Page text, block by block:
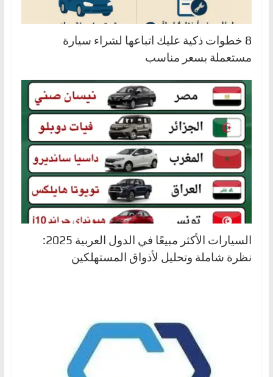
8 خطوات ذكية عليك اتباعها لشراء سيارة
مستعملة بسعر مناسب
السيارات الأكثر مبيعًا في الدول العربية 2025:
نظرة شاملة وتحليل لأذواق المستهلكين